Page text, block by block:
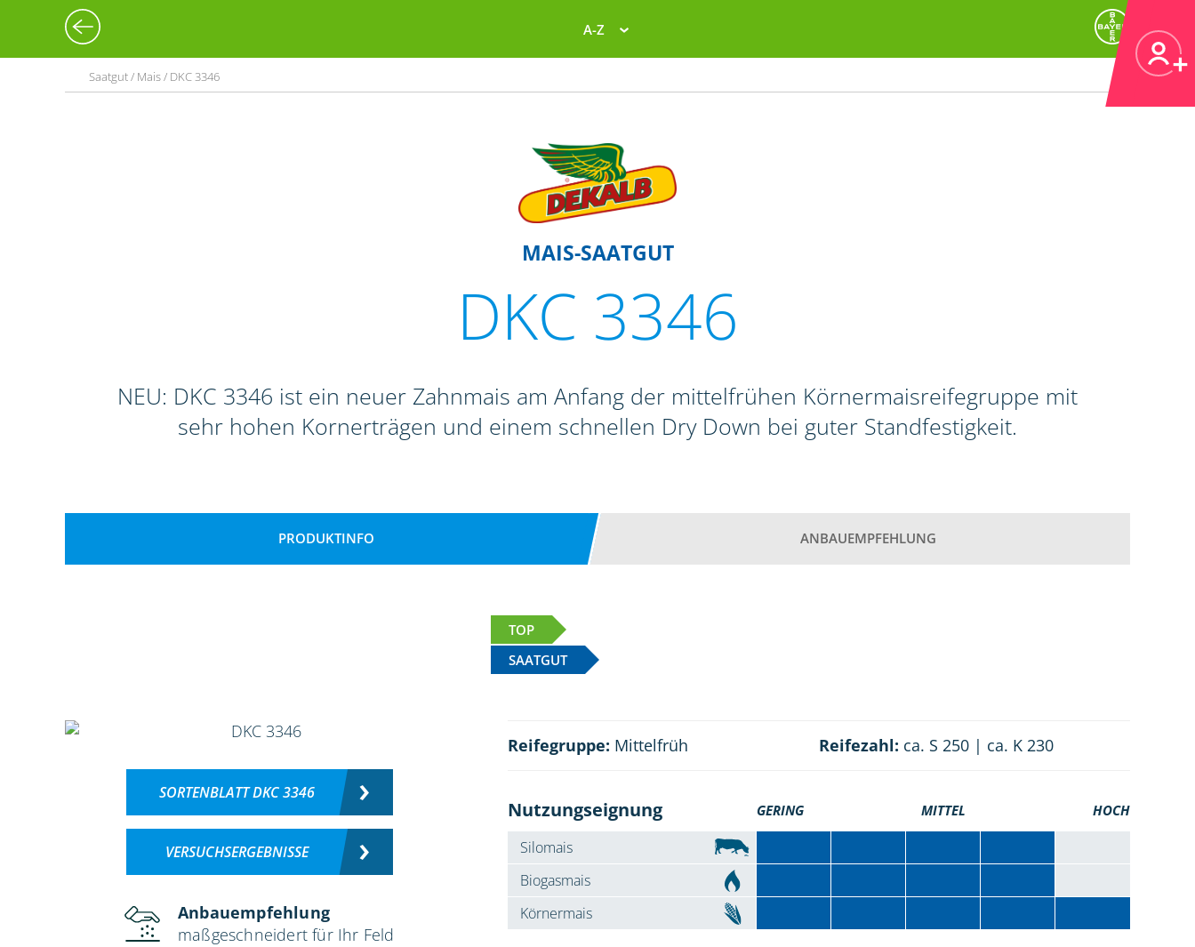
A-Z
Saatgut / Mais / DKC 3346
MAIS-SAATGUT
DKC 3346
NEU: DKC 3346 ist ein neuer Zahnmais am Anfang der mittelfrühen Körnermaisreifegruppe mit
sehr hohen Kornerträgen und einem schnellen Dry Down bei guter Standfestigkeit.
PRODUKTINFO ANBAUEMPFEHLUNG
TOP
SAATGUT
SORTENBLATT DKC 3346
VERSUCHSERGEBNISSE
Anbauempfehlung
maßgeschneidert für Ihr Feld
Reifegruppe: Mittelfrüh Reifezahl: ca. S 250 | ca. K 230
Nutzungseignung GERING MITTEL HOCH
Silomais
Biogasmais
Körnermais